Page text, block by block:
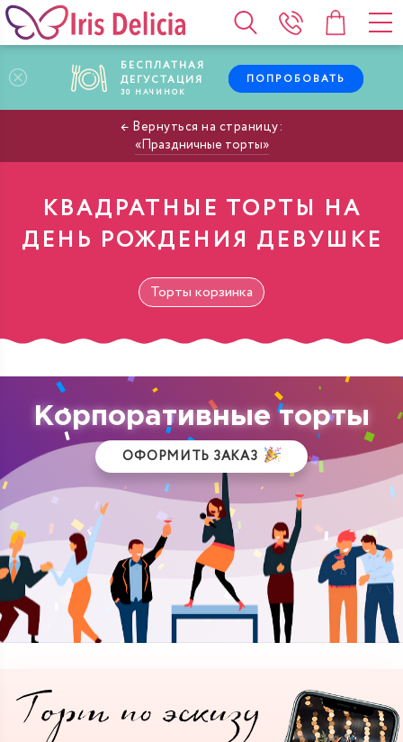
БЕСПЛАТНАЯ
ДЕГУСТАЦИЯ
30 НАЧИНОК
ПОПРОБОВАТЬ
Праздничные торты
КВАДРАТНЫЕ ТОРТЫ НА
ДЕНЬ РОЖДЕНИЯ ДЕВУШКЕ
Торты корзинка
Корпоративные торты
ОФОРМИТЬ ЗАКАЗ